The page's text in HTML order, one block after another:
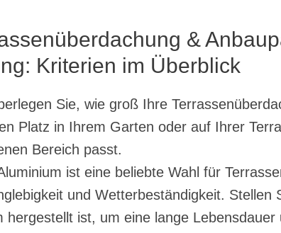
&
Kriterien im Überblick
Sie, wie groß Ihre
Platz in Ihrem Garten oder auf Ihrer
Bereich passt.
ist eine beliebte Wahl für
und Wetterbeständigkeit.
hergestellt ist, um eine lange